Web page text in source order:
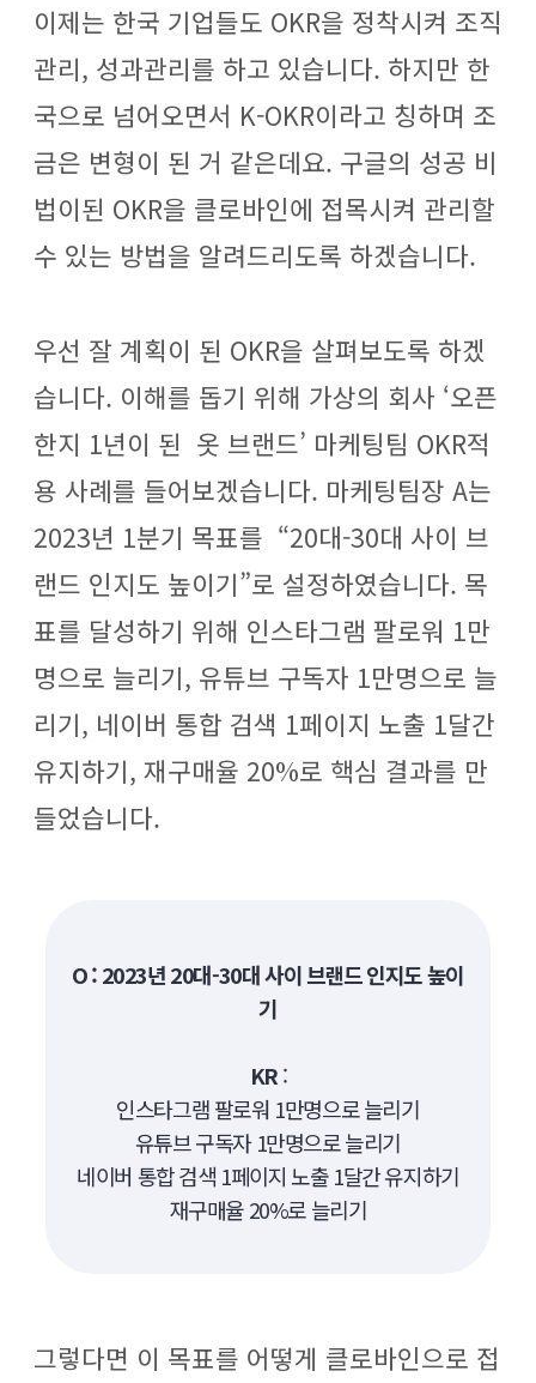
이제는 한국 기업들도 OKR을 정착시켜 조직
관리, 성과관리를 하고 있습니다. 하지만 한
국으로 넘어오면서 K-OKR이라고 칭하며 조
금은 변형이 된 거 같은데요. 구글의 성공 비
법이된 OKR을 클로바인에 접목시켜 관리할
수 있는 방법을 알려드리도록 하겠습니다.
우선 잘 계획이 된 OKR을 살펴보도록 하겠
습니다. 이해를 돕기 위해 가상의 회사 ‘오픈
한지 1년이 된 옷 브랜드’ 마케팅팀 OKR적
용 사례를 들어보겠습니다. 마케팅팀장 A는
2023년 1분기 목표를 “20대-30대 사이 브
랜드 인지도 높이기”로 설정하였습니다. 목
표를 달성하기 위해 인스타그램 팔로워 1만
명으로 늘리기, 유튜브 구독자 1만명으로 늘
리기, 네이버 통합 검색 1페이지 노출 1달간
유지하기, 재구매율 20%로 핵심 결과를 만
들었습니다.
O : 2023년 20대-30대 사이 브랜드 인지도 높이
기
KR:
인스타그램 팔로워 1만명으로 늘리기
유튜브 구독자 1만명으로 늘리기
네이버 통합 검색 1페이지 노출 1달간 유지하기
재구매율 20%로 늘리기
그렇다면 이 목표를 어떻게 클로바인으로 접